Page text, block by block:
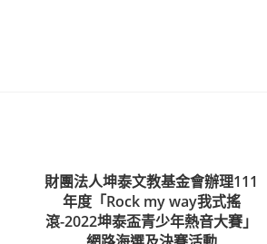
財團法人坤泰文教基金會辦理111
年度「Rock my way我式搖
滾-2022坤泰盃青少年熱音大賽」